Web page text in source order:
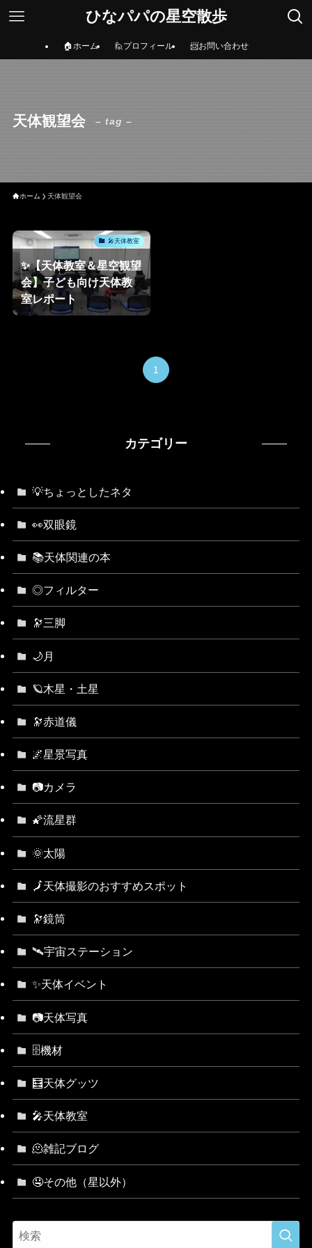
ひなパパの星空散歩
🏠ホーム 🙋プロフィール 📨お問い合わせ
天体観望会 – tag –
ホーム 天体観望会
🎤天体教室
✨【天体教室＆星空観望
会】子ども向け天体教
室レポート
1
カテゴリー
💡ちょっとしたネタ
👀双眼鏡
📚天体関連の本
◎フィルター
🔭三脚
🌙月
🪐木星・土星
🔭赤道儀
🌌星景写真
📷カメラ
🌠流星群
🌞太陽
🗾天体撮影のおすすめスポット
🔭鏡筒
🛰宇宙ステーション
✨天体イベント
📷天体写真
🗄機材
🧮天体グッツ
🎤天体教室
🫠雑記ブログ
🤤その他（星以外）